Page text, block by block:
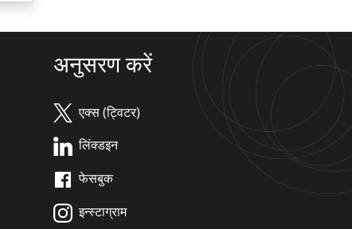
अनुसरण करें
एक्स (ट्विटर)
लिंक्डइन
फेसबुक
इन्स्टाग्राम